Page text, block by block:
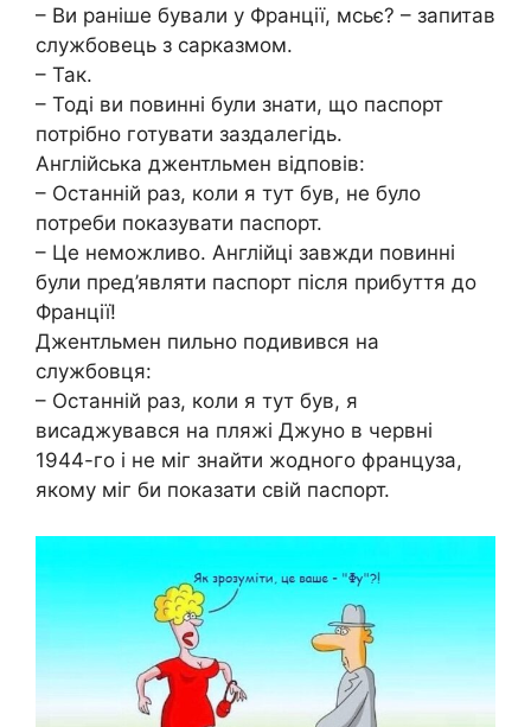
– Ви раніше бували у Франції, мсьє? – запитав
службовець з сарказмом.
– Так.
– Тоді ви повинні були знати, що паспорт
потрібно готувати заздалегідь.
Англійська джентльмен відповів:
– Останній раз, коли я тут був, не було
потреби показувати паспорт.
– Це неможливо. Англійці завжди повинні
були пред’являти паспорт після прибуття до
Франції!
Джентльмен пильно подивився на
службовця:
– Останній раз, коли я тут був, я
висаджувався на пляжі Джуно в червні
1944-го і не міг знайти жодного француза,
якому міг би показати свій паспорт.